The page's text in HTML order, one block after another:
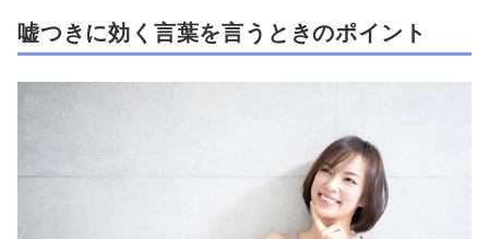
嘘つきに効く言葉を言うときのポイント